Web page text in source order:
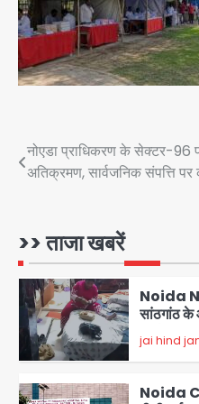
Post
navigation
नोएडा प्राधिकरण के सेक्टर-96
अतिक्रमण, सार्वजनिक संपत्ति
>> ताजा खबरें
4
रांची में
बातचीत को
jai hind
5
jai hind
1
2
Noida
सांठगांठ के
बर्खास्त,
jai hind
Noida